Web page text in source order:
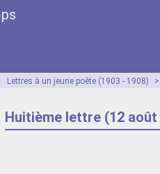
Lettres à un jeune poète (1903 - 1908) >
Huitième lettre (12 août